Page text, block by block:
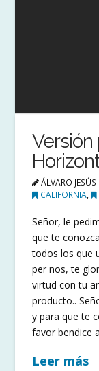
Versión
ÁLVARO JESÚS
CALIFORNIA,
Señor, le
que te
todos los que
per nos, te
virtud con tu
producto..
y para que te
favor bendice
Leer más